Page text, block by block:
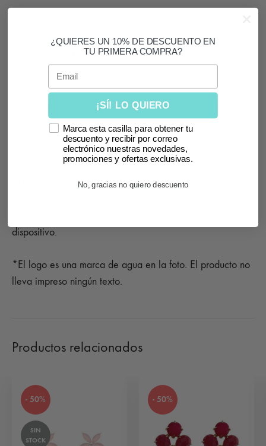
24082-DO
BOLSOS FIESTA,COMPLEMENTOS
Clutch dorado liso brillante con marco en dorado. Tipo de
cierre: click.
Incluye cadena para colgar en tono dorado.
Medidas aproximadas: 20 cm x 12 cm x 3 cm.
dispositivo.
*El logo es una marca de agua en la foto. El producto no
lleva impreso ningún texto.
Productos relacionados
- 50%
SIN
STOCK
- 50%
¿QUIERES UN 10% DE DESCUENTO EN
TU PRIMERA COMPRA?
Email
¡SÍ! LO QUIERO
Marca esta casilla para obtener tu
descuento y recibir por correo
electrónico nuestras novedades,
promociones y ofertas exclusivas.
No, gracias no quiero descuento